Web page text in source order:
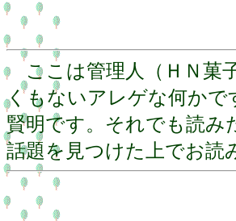
ここは管理人（ＨＮ菓
くもないアレゲな何かで
賢明です。それでも読み
話題を見つけた上でお読